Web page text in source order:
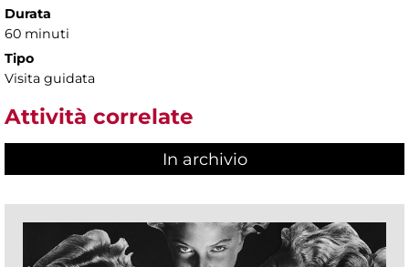
Durata
60 minuti
Tipo
Visita guidata
Attività correlate
In archivio